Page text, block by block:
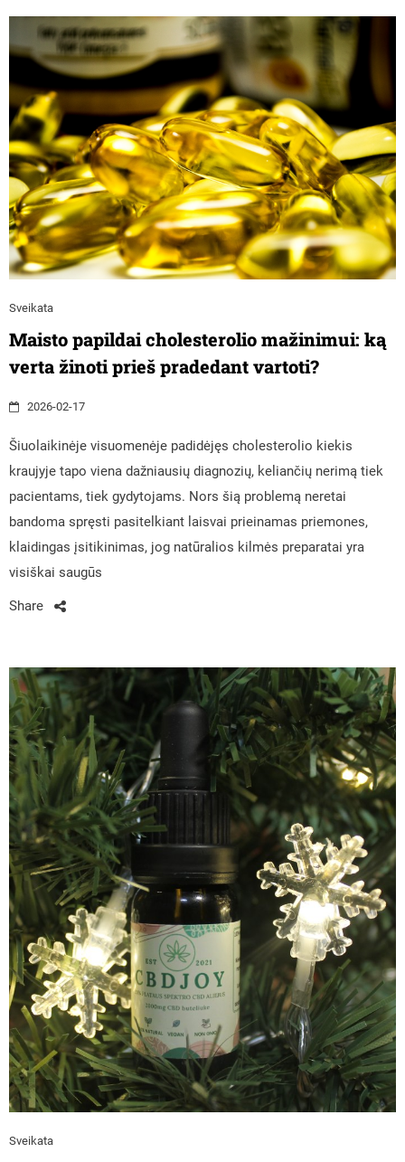
Sveikata
Maisto papildai cholesterolio mažinimui: ką
verta žinoti prieš pradedant vartoti?
2026-02-17
Šiuolaikinėje visuomenėje padidėjęs cholesterolio kiekis
kraujyje tapo viena dažniausių diagnozių, keliančių nerimą tiek
pacientams, tiek gydytojams. Nors šią problemą neretai
bandoma spręsti pasitelkiant laisvai prieinamas priemones,
klaidingas įsitikinimas, jog natūralios kilmės preparatai yra
visiškai saugūs
Share
Sveikata